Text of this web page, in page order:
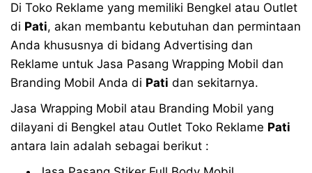
Di Toko Reklame yang memiliki Bengkel atau Outlet
di Pati, akan membantu kebutuhan dan permintaan
Anda khususnya di bidang Advertising dan
Reklame untuk Jasa Pasang Wrapping Mobil dan
Branding Mobil Anda di Pati dan sekitarnya.
Jasa Wrapping Mobil atau Branding Mobil yang
dilayani di Bengkel atau Outlet Toko Reklame Pati
antara lain adalah sebagai berikut :